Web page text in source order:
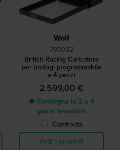
Wolf
793002
British Racing Caricatore
per orologi programmabile
a 4 pezzi
2.599,00 €
● Consegna in 2 a 4
giorni lavorativi
Confronta
Vedi i prodotti